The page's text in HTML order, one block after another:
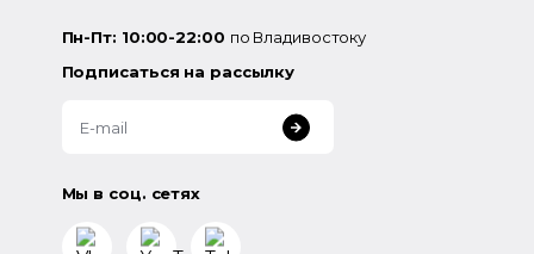
Пн-Пт: 10:00-22:00 по Владивостоку
Подписаться на рассылку
Мы в соц. сетях